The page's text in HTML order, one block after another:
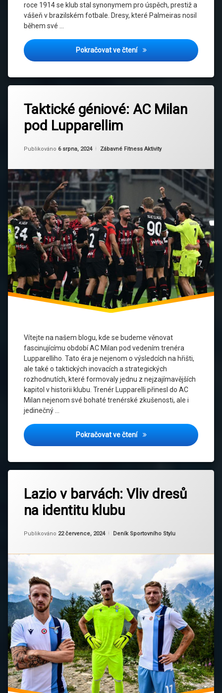
roce 1914 se klub stal synonymem pro úspěch, prestiž a
vášeň v brazilském fotbale. Dresy, které Palmeiras nosil
během své …
Pokračovat ve čteníKity Palmeiras, Které
Taktické géniové: AC Milan
pod Lupparellim
Publikováno 6 srpna, 2024
Aktualizováno 6 srpna, 2024
Od Ruby
Kategorie:
Zábavné Fitness Aktivity
Vítejte na našem blogu, kde se budeme věnovat
fascinujícímu období AC Milan pod vedením trenéra
Lupparelliho. Tato éra je nejenom o výsledcích na hřišti,
ale také o taktických inovacích a strategických
rozhodnutích, které formovaly jednu z nejzajímavějších
kapitol v historii klubu. Trenér Lupparelli přinesl do AC
Milan nejenom své bohaté trenérské zkušenosti, ale i
jedinečný …
Pokračovat ve čteníTaktické géniové: AC
Milan
soutěže
Fotbalová
historie
Fotbalová
kultura
Fotbalové
legendy
Fotbalové
strategie
Italský
fotbal
Serie
A
Sportovní
úspěchy
Taktická
Trenér
komentář
na
Taktické
géniové:
Milan
Lazio v barvách: Vliv dresů
na identitu klubu
Publikováno 22 července, 2024
Aktualizováno 22 července, 2024
Od Ruby
Kategorie:
Deník Sportovního Stylu
Design
dresů
Fotbalové
dresy
Historie
klubů
Italský
fotbal
Lazio
Marketing
komentář
na
Lazio
v
Vliv
klubu